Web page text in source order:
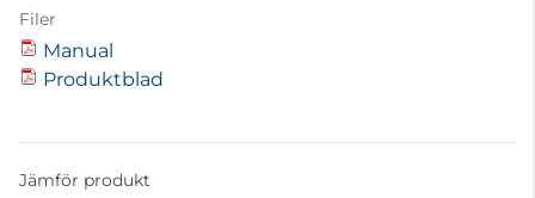
Filer
Manual
Produktblad
Jämför produkt